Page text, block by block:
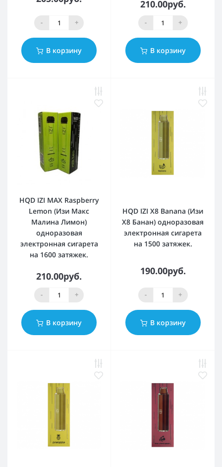
- +
В корзину
210.00руб.
- +
В корзину
HQD IZI MAX Raspberry
Lemon (Изи Макс
Малина Лимон)
одноразовая
электронная сигарета
на 1600 затяжек.
210.00руб.
- +
В корзину
HQD IZI X8 Banana (Изи
Х8 Банан) одноразовая
электронная сигарета
на 1500 затяжек.
190.00руб.
- +
В корзину